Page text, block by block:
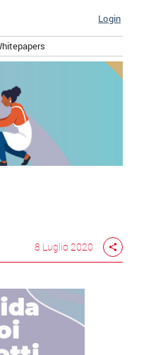
Login
8 Luglio 2020 share